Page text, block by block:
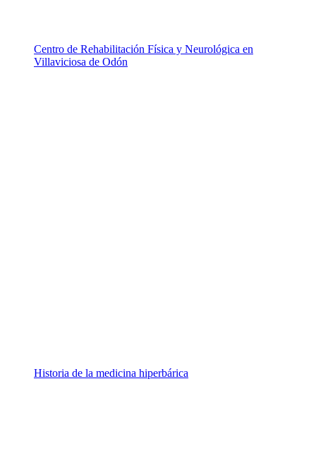
Centro de Rehabilitación Física y Neurológica en
Villaviciosa de Odón
Historia de la medicina hiperbárica